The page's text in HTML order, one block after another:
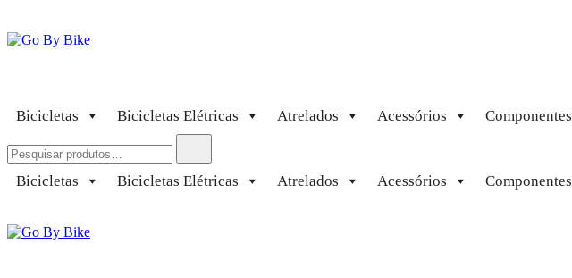
para
o
Bicicletas Bicicletas Elétricas Atrelados Acessórios Componentes
por:
Bicicletas Bicicletas Elétricas Atrelados Acessórios Componentes